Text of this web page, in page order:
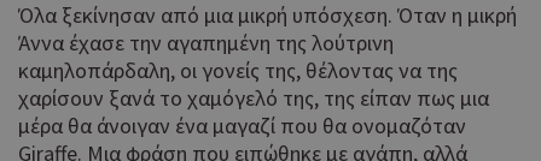
Όλα ξεκίνησαν από μια μικρή υπόσχεση. Όταν η μικρή
Άννα έχασε την αγαπημένη της λούτρινη
καμηλοπάρδαλη, οι γονείς της, θέλοντας να της
χαρίσουν ξανά το χαμόγελό της, της είπαν πως μια
μέρα θα άνοιγαν ένα μαγαζί που θα ονομαζόταν
Giraffe. Μια φράση που ειπώθηκε με αγάπη, αλλά